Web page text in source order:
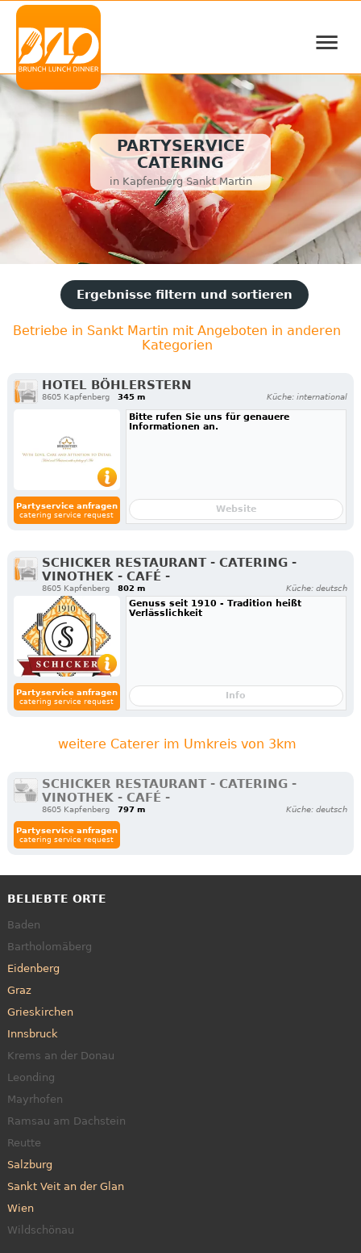
≡
PARTYSERVICE
CATERING
in Kapfenberg Sankt Martin
Ergebnisse filtern und sortieren
Betriebe in Sankt Martin mit Angeboten in anderen
Kategorien
HOTEL BÖHLERSTERN
8605 Kapfenberg 345 m Küche: international
Partyservice anfragen
catering service request
Bitte rufen Sie uns für genauere
Informationen an.
Website
SCHICKER RESTAURANT - CATERING -
VINOTHEK - CAFÉ -
8605 Kapfenberg 802 m Küche: deutsch
Partyservice anfragen
catering service request
Genuss seit 1910 - Tradition heißt
Verlässlichkeit
Info
weitere Caterer im Umkreis von 3km
SCHICKER RESTAURANT - CATERING -
VINOTHEK - CAFÉ -
8605 Kapfenberg 797 m Küche: deutsch
Partyservice anfragen
catering service request
BELIEBTE ORTE
Baden
Bartholomäberg
Eidenberg
Graz
Grieskirchen
Innsbruck
Krems an der Donau
Leonding
Mayrhofen
Ramsau am Dachstein
Reutte
Salzburg
Sankt Veit an der Glan
Wien
Wildschönau